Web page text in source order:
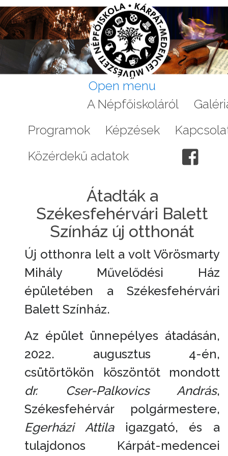
Open menu
A Népfőiskoláról
Programok
Képzések
Közérdekű adatok
Átadták a
Székesfehérvári Balett
Színház új otthonát
Új otthonra lelt a volt Vörösmarty
Mihály Művelődési Ház
épületében a Székesfehérvári
Balett Színház.
Az épület ünnepélyes átadásán,
2022. augusztus 4-én,
csütörtökön köszöntőt mondott
dr. Cser-Palkovics András,
Székesfehérvár polgármestere,
Egerházi Attilaigazgató, és a
tulajdonos Kárpát-medencei